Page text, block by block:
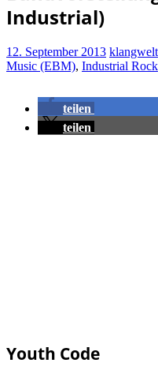
Industrial)
12. September 2013 klangwelt
Music (EBM), Industrial Rock
teilen
teilen
Youth Code